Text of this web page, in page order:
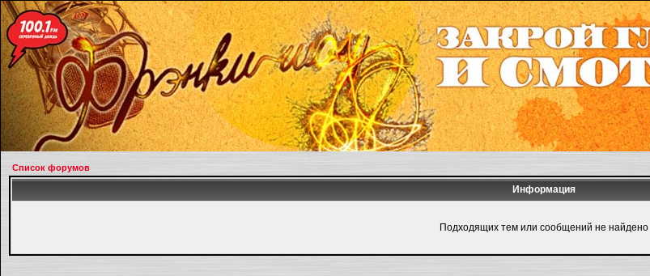
Список форумов
Информация
Подходящих тем или сообщений не найдено